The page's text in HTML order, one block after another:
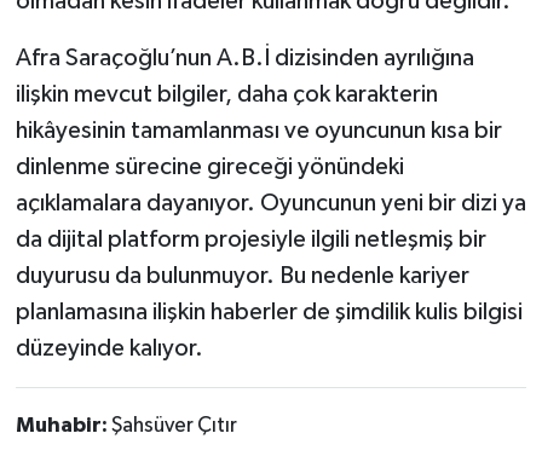
Afra Saraçoğlu’nun A.B.İ dizisinden ayrılığına
ilişkin mevcut bilgiler, daha çok karakterin
hikâyesinin tamamlanması ve oyuncunun kısa bir
dinlenme sürecine gireceği yönündeki
açıklamalara dayanıyor. Oyuncunun yeni bir dizi ya
da dijital platform projesiyle ilgili netleşmiş bir
duyurusu da bulunmuyor. Bu nedenle kariyer
planlamasına ilişkin haberler de şimdilik kulis bilgisi
düzeyinde kalıyor.
Muhabir: Şahsüver Çıtır